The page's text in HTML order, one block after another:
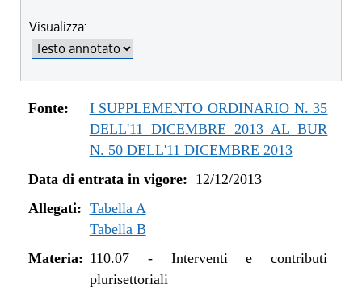
dal 15/12/2016 al 14/04/2017
dal 01/01/2016 al 14/12/2016
dal 11/08/2015 al 31/12/2015
dal 21/05/2015 al 10/08/2015
dal 26/02/2015 al 20/05/2015
dal 07/01/2015 al 25/02/2015
dal 06/11/2014 al 19/11/2014
dal 22/05/2014 al 05/11/2014
dal 11/04/2014 al 21/05/2014
dal 28/03/2014 al 10/04/2014
dal 12/12/2013 al 27/03/2014
Visualizza:
Fonte:
I SUPPLEMENTO ORDINARIO N. 35
DELL'11 DICEMBRE 2013 AL BUR
N. 50 DELL'11 DICEMBRE 2013
Data di entrata in vigore: 12/12/2013
Allegati: Tabella A
Tabella B
Materia: 110.07- Interventi e contributi
plurisettoriali